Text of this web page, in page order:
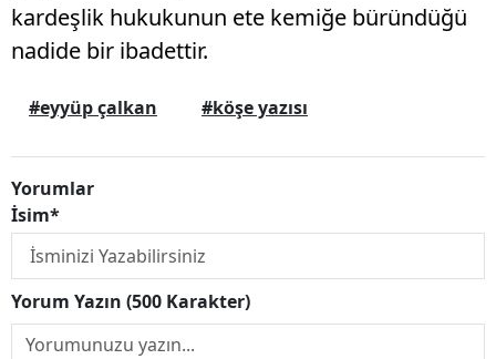
kardeşlik hukukunun ete kemiğe büründüğü
nadide bir ibadettir.
#eyyüp çalkan #köşe yazısı
Yorumlar
İsim*
Yorum Yazın (500 Karakter)